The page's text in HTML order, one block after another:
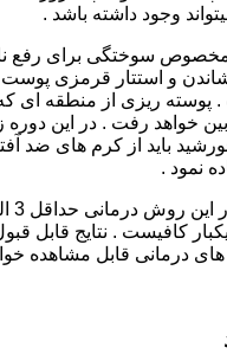
وجود داشته باشد .
مخصوص سوختگی برای رفع
و استتار قرمزی پوست
پوسته ریزی از منطقه ای
بعد از بین خواهد رفت . در این
باید از کرم های ضد
نمود .